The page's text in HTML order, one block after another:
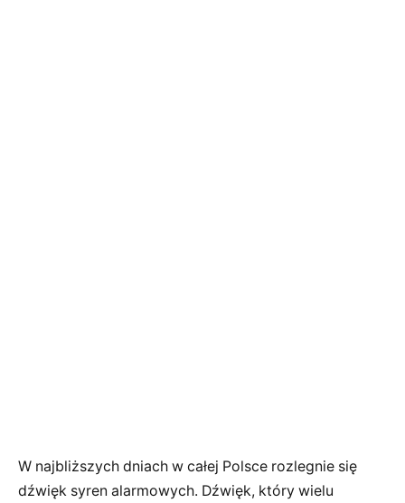
W najbliższych dniach w całej Polsce rozlegnie się
dźwięk syren alarmowych. Dźwięk, który wielu